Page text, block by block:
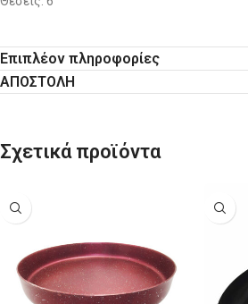
Επιπλέον πληροφορίες
ΑΠΟΣΤΟΛΗ
Σχετικά προϊόντα